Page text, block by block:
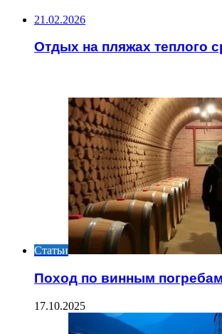
21.02.2026
Отдых на пляжах теплого
Статьи
Поход по винным
17.10.2025